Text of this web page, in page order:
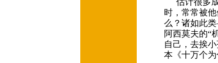
估计很多成
时，常常被
么？诸如此
阿西莫夫的“
自己，去挨
本《十万个